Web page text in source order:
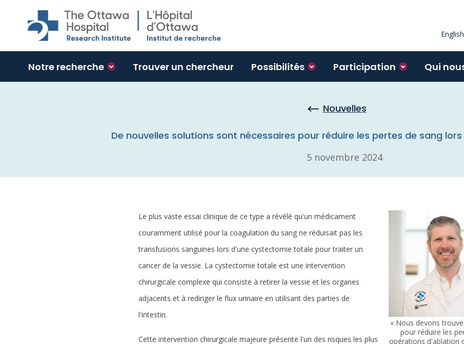
Skip to main content
English
Notre recherche Trouver un chercheur Possibilités Participation Qui
Nouvelles
De nouvelles solutions sont nécessaires pour réduire les pertes de sang
5 novembre 2024
« Nous devons
pour réduire les
opérations d'ablation
Le plus vaste essai clinique de ce type a révélé qu'un médicament
couramment utilisé pour la coagulation du sang ne réduisait pas les
transfusions sanguines lors d'une cystectomie totale pour traiter un
cancer de la vessie. La cystectomie totale est une intervention
chirurgicale complexe qui consiste à retirer la vessie et les organes
adjacents et à rediriger le flux urinaire en utilisant des parties de
l'intestin.
Cette intervention chirurgicale majeure présente l'un des risques les plus